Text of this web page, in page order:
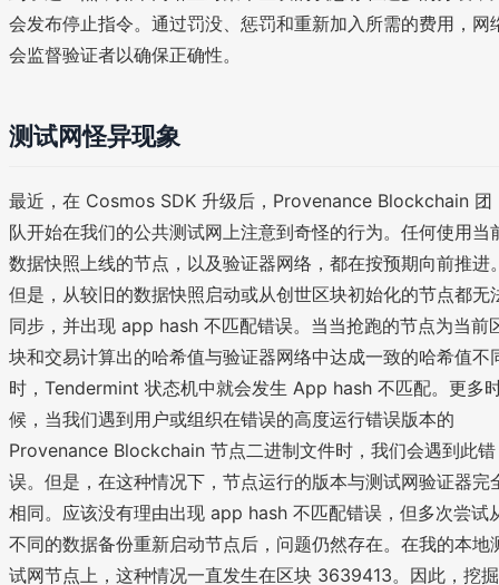
会发布停止指令。通过罚没、惩罚和重新加入所需的费用，网
会监督验证者以确保正确性。
测试网怪异现象
最近，在 Cosmos SDK 升级后，Provenance Blockchain 团
队开始在我们的公共测试网上注意到奇怪的行为。任何使用当
数据快照上线的节点，以及验证器网络，都在按预期向前推进
但是，从较旧的数据快照启动或从创世区块初始化的节点都无
同步，并出现 app hash 不匹配错误。当当抢跑的节点为当前
块和交易计算出的哈希值与验证器网络中达成一致的哈希值不
时，Tendermint 状态机中就会发生 App hash 不匹配。更多
候，当我们遇到用户或组织在错误的高度运行错误版本的
Provenance Blockchain 节点二进制文件时，我们会遇到此错
误。但是，在这种情况下，节点运行的版本与测试网验证器完
相同。应该没有理由出现 app hash 不匹配错误，但多次尝试
不同的数据备份重新启动节点后，问题仍然存在。在我的本地
试网节点上，这种情况一直发生在区块 3639413。因此，挖掘